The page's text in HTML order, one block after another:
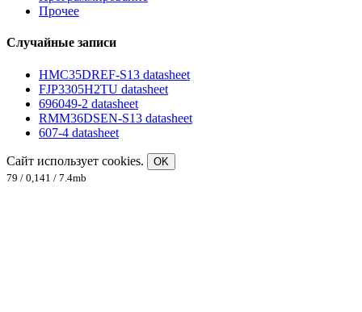
Прочее
Случайные записи
HMC35DREF-S13 datasheet
FJP3305H2TU datasheet
696049-2 datasheet
RMM36DSEN-S13 datasheet
607-4 datasheet
Сайт использует cookies.
OK
79 / 0,141 / 7.4mb